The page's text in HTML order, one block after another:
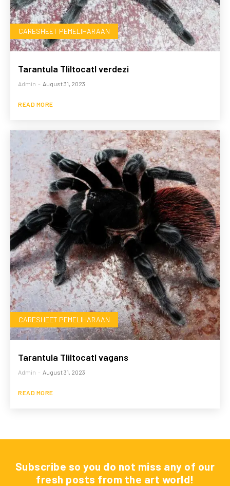
CARESHEET PEMELIHARAAN
Tarantula Tliltocatl verdezi
Admin - August 31, 2023
READ MORE
CARESHEET PEMELIHARAAN
Tarantula Tliltocatl vagans
Admin - August 31, 2023
READ MORE
Subscribe so you do not miss any of our
fresh posts from the art world!